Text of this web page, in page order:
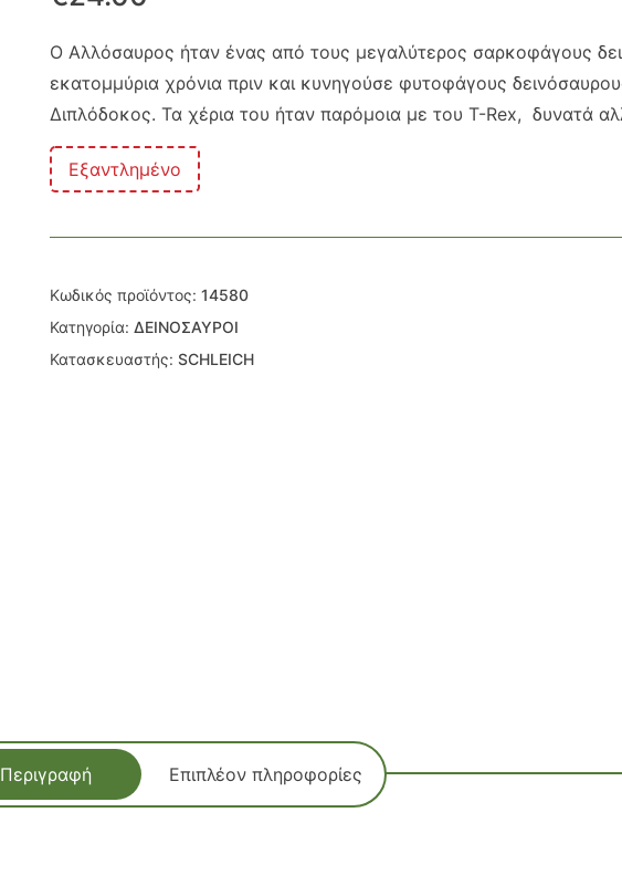
Ο Αλλόσαυρος ήταν ένας από τους μεγαλύτερος σαρκοφάγους
εκατομμύρια χρόνια πριν και κυνηγούσε φυτοφάγους
Διπλόδοκος. Τα χέρια του ήταν παρόμοια με του T-Rex, δυνατά
Εξαντλημένο
Κωδικός προϊόντος: 14580
Κατηγορία: ΔΕΙΝΟΣΑΥΡΟΙ
Κατασκευαστής: SCHLEICH
Περιγραφή Επιπλέον πληροφορίες